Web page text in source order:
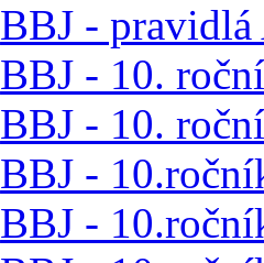
BBJ - pravidlá
BBJ - 10.
BBJ - 10.
BBJ -
BBJ -